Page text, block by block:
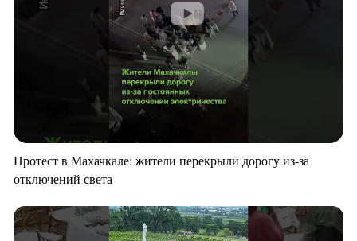
Протест в Махачкале: жители перекрыли дорогу из-за
отключений света